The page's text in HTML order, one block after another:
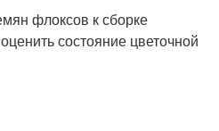
флоксов к сборке
состояние цветочной